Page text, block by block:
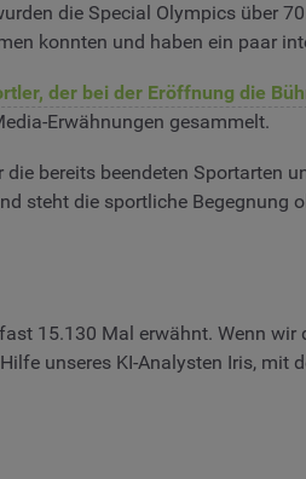
die Special Olympics über
konnten und haben ein paar
der bei der Eröffnung die
Erwähnungen gesammelt.
bereits beendeten
steht die sportliche
15.130 Mal erwähnt. Wenn
unseres KI-Analysten Iris,